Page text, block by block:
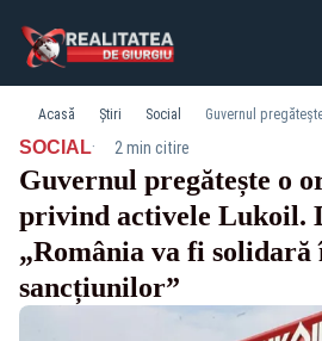
Acasă Știri Social
SOCIAL· 2 min citire
Guvernul pregătește o
privind activele Lukoil.
„România va fi solidară
sancțiunilor”